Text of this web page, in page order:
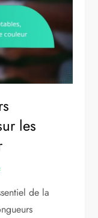
les
de la